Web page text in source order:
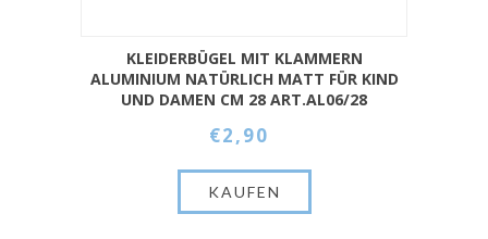
KLEIDERBÜGEL MIT KLAMMERN
ALUMINIUM NATÜRLICH MATT FÜR KIND
UND DAMEN CM 28 ART.AL06/28
€2,90